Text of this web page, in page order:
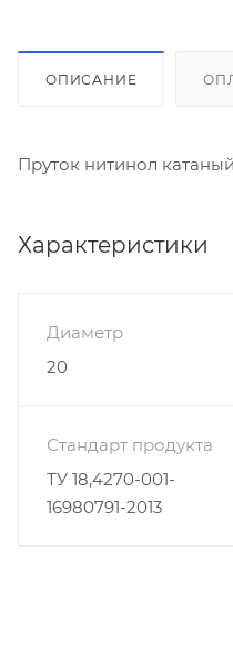
ОПИСАНИЕ
Пруток нитинол
Характеристики
Диаметр
20
Стандарт продукта
ТУ 18,4270-001-
16980791-2013